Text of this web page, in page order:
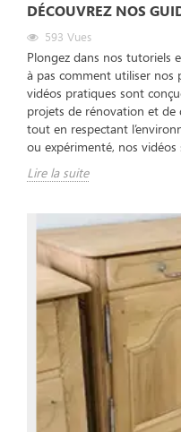
DÉCOUVREZ NOS
593 Vues
Plongez dans nos tutoriels
à pas comment utiliser nos
vidéos pratiques sont
projets de rénovation et de
tout en respectant
ou expérimenté, nos
Lire la suite